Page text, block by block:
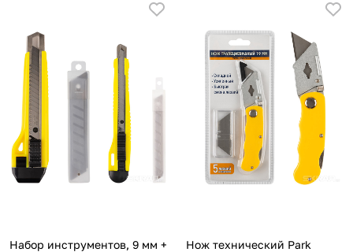
Набор инструментов, 9 мм +
Нож технический Park